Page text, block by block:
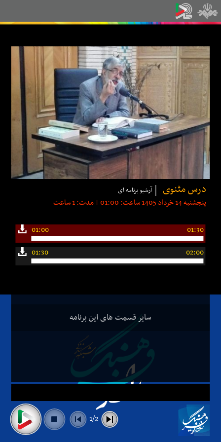
درس مثنوی آرشیو برنامه ای
پنجشنبه 14 خرداد 1405 ساعت: 01:00 | مدت: 1 ساعت
01:00
01:30
01:30
02:00
سایر قسمت های این برنامه
1/2